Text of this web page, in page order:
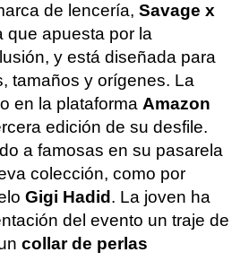
de lencería, Savage x
que apuesta por la
y está diseñada para
tamaños y orígenes. La
en la plataforma Amazon
edición de su desfile.
a famosas en su pasarela
colección, como por
Gigi Hadid . La joven ha
del evento un traje de
collar de perlas